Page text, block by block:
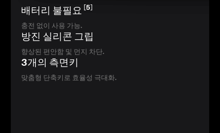
배터리 불필요 [5]
충전 없이 사용 가능.
방진 실리콘 그립
향상된 편안함 및 먼지 차단.
3개의 측면키
맞춤형 단축키로 효율성 극대화.